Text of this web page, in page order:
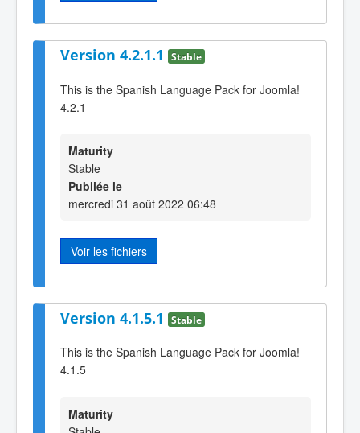
Version 4.2.1.1 Stable
This is the Spanish Language Pack for Joomla!
4.2.1
Maturity
Stable
Publiée le
mercredi 31 août 2022 06:48
Voir les fichiers
Version 4.1.5.1 Stable
This is the Spanish Language Pack for Joomla!
4.1.5
Maturity